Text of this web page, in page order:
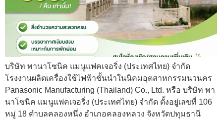
บริษัท พานาโซนิค แมนูแฟคเจอริ่ง (ประเทศไทย) จำกัด
โรงงานผลิตเครื่องใช้ไฟฟ้าชั้นนำในนิคมอุตสาหกรรมนวนคร
Panasonic Manufacturing (Thailand) Co., Ltd. หรือ บริษัท พา
นาโซนิค แมนูแฟคเจอริ่ง (ประเทศไทย) จำกัด ตั้งอยู่เลขที่ 106
หมู่ 18 ตำบลคลองหนึ่ง อำเภอคลองหลวง จังหวัดปทุมธานี